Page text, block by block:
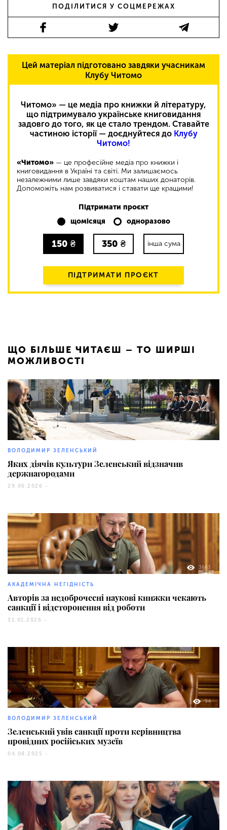
ПОДІЛИТИСЯ У СОЦМЕРЕЖАХ
Цей матеріал підготовано завдяки учасникам
Клубу Читомо
Читомо» — це медіа про книжки й літературу,
що підтримувало українське книговидання
задовго до того, як це стало трендом. Ставайте
частиною історії — доєднуйтеся до Клубу
Читомо!
«Читомо» — це професійне медіа про книжки і
книговидання в Україні та світі. Ми залишаємось
незалежними лише завдяки коштам наших донаторів.
Допоможіть нам розвиватися і ставати ще кращими!
Підтримати проєкт
щомісяця
одноразово
150 ₴ 350 ₴ інша сума
ПІДТРИМАТИ ПРОЄКТ
ЩО БІЛЬШЕ ЧИТАЄШ – ТО ШИРШІ
МОЖЛИВОСТІ
462
ВОЛОДИМИР ЗЕЛЕНСЬКИЙ
Яких діячів культури Зеленський відзначив
держнагородами
29.06.2026 -
3663
АКАДЕМІЧНА НЕГІДНІСТЬ
Авторів за недоброчесні наукові книжки чекають
санкції і відсторонення від роботи
31.01.2026 -
94
ВОЛОДИМИР ЗЕЛЕНСЬКИЙ
Зеленський увів санкції проти керівництва
провідних російських музеїв
04.08.2025 -